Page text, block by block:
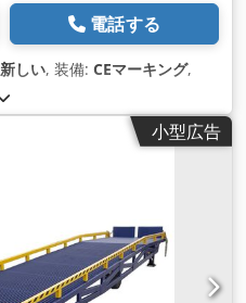
電話する
新しい, 装備: CEマーキング,
小型広告